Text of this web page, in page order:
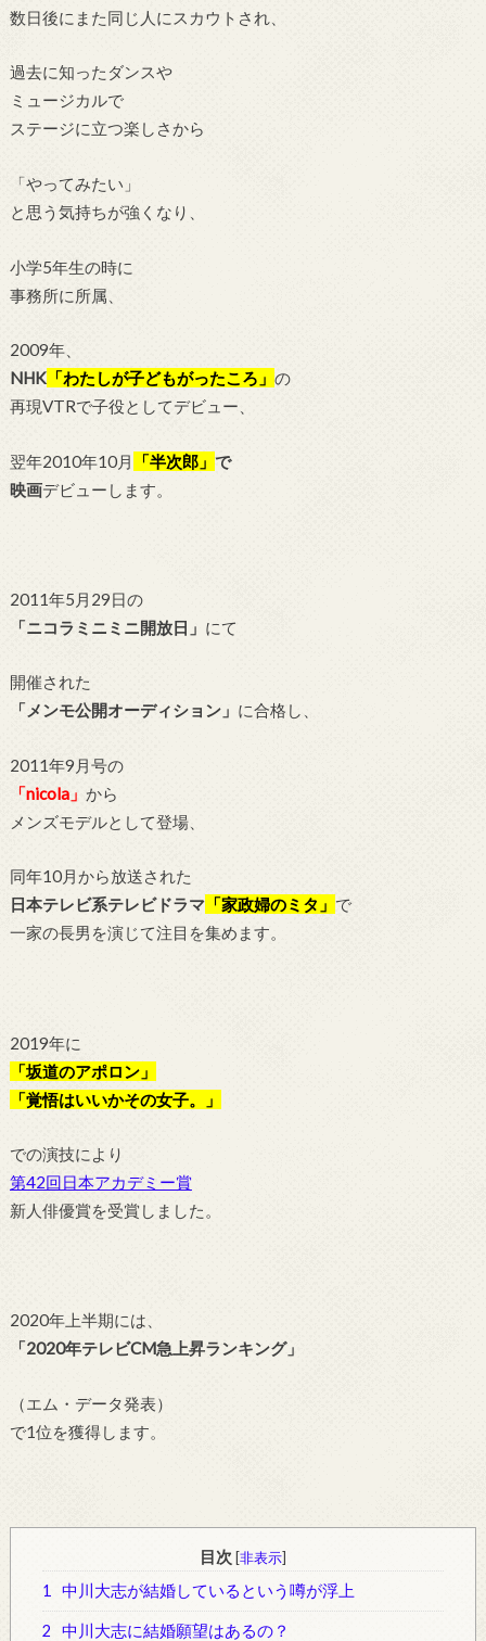
数日後にまた同じ人にスカウトされ、
過去に知ったダンスや
ミュージカルで
ステージに立つ楽しさから
「やってみたい」
と思う気持ちが強くなり、
小学5年生の時に
事務所に所属、
2009年、
NHK「わたしが子どもがったころ」 の
再現VTRで子役としてデビュー、
翌年2010年10月 「半次郎」 で
映画デビューします。
2011年5月29日の
「ニコラミニミニ開放日」 にて
開催された
「メンモ公開オーディション」 に合格し、
2011年9月号の
「nicola」 から
メンズモデルとして登場、
同年10月から放送された
日本テレビ系テレビドラマ「家政婦のミタ」 で
一家の長男を演じて注目を集めます。
2019年に
「坂道のアポロン」
「覚悟はいいかその女子。」
での演技により
第42回日本アカデミー賞
新人俳優賞を受賞しました。
2020年上半期には、
「2020年テレビCM急上昇ランキング」
（エム・データ発表）
で1位を獲得します。
目次 [非表示]
1 中川大志が結婚しているという噂が浮上
2 中川大志に結婚願望はあるの？